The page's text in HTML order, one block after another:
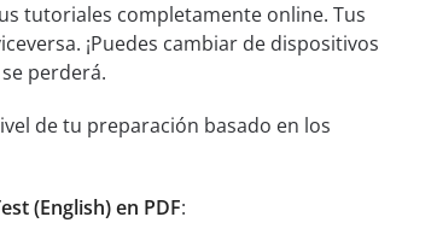
tutoriales completamente online. Tus
¡Puedes cambiar de dispositivos
perderá.
de tu preparación basado en los
(English) en PDF: